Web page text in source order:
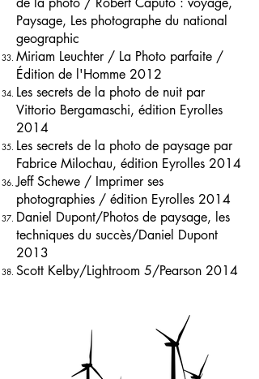
Paysage, Les photographe du national
geographic
Miriam Leuchter / La Photo parfaite /
Édition de l'Homme 2012
Les secrets de la photo de nuit par
Vittorio Bergamaschi, édition Eyrolles
2014
Les secrets de la photo de paysage par
Fabrice Milochau, édition Eyrolles 2014
Jeff Schewe / Imprimer ses
photographies / édition Eyrolles 2014
Daniel Dupont/Photos de paysage, les
techniques du succès/Daniel Dupont
2013
Scott Kelby/Lightroom 5/Pearson 2014